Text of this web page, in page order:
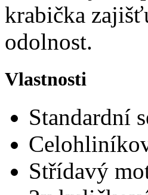
krabička
odolnost.
Vlastnosti
Standardní
Střídavý